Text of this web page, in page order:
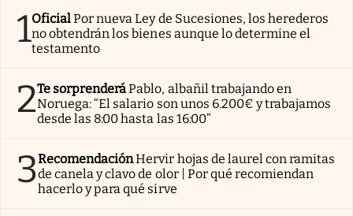
1OficialPor nueva Ley de Sucesiones, los herederos
no obtendrán los bienes aunque lo determine el
testamento
2Te sorprenderáPablo, albañil trabajando en
Noruega: “El salario son unos 6.200€ y trabajamos
desde las 8:00 hasta las 16:00”
3RecomendaciónHervir hojas de laurel con ramitas
de canela y clavo de olor | Por qué recomiendan
hacerlo y para qué sirve